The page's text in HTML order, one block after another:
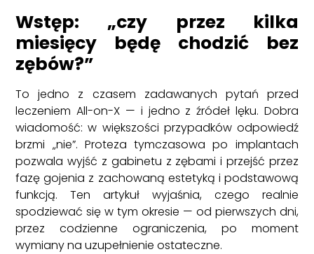
Wstęp: „czy przez kilka
miesięcy będę chodzić bez
zębów?”
To jedno z czasem zadawanych pytań przed
leczeniem All-on-X — i jedno z źródeł lęku. Dobra
wiadomość: w większości przypadków odpowiedź
brzmi „nie”. Proteza tymczasowa po implantach
pozwala wyjść z gabinetu z zębami i przejść przez
fazę gojenia z zachowaną estetyką i podstawową
funkcją. Ten artykuł wyjaśnia, czego realnie
spodziewać się w tym okresie — od pierwszych dni,
przez codzienne ograniczenia, po moment
wymiany na uzupełnienie ostateczne.